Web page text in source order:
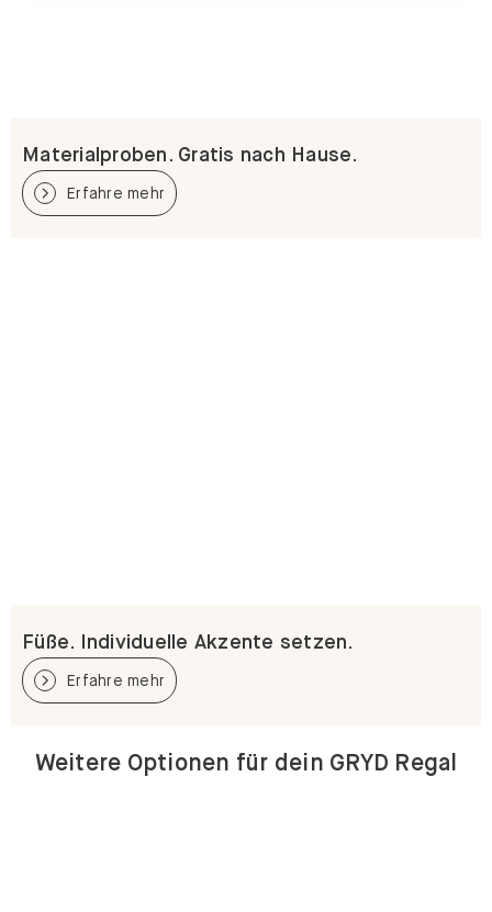
Materialproben. Gratis nach Hause.
Erfahre mehr
Füße. Individuelle Akzente setzen.
Erfahre mehr
Weitere Optionen für dein GRYD Regal